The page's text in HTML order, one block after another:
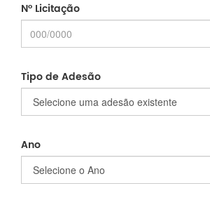
Nº Licitação
Tipo de Adesão
Ano